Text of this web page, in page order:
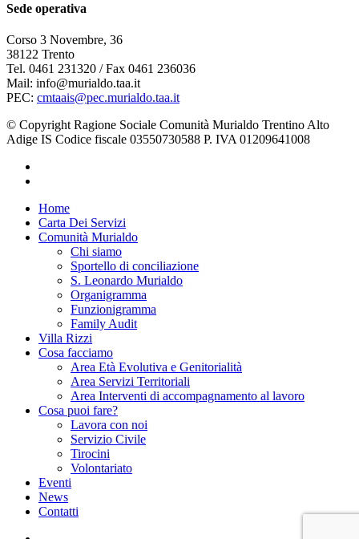
Sede operativa
Corso 3 Novembre, 36
38122 Trento
Tel. 0461 231320 / Fax 0461 236036
Mail: info@murialdo.taa.it
PEC: cmtaais@pec.murialdo.taa.it
© Copyright Ragione Sociale Comunità Murialdo Trentino Alto
Adige IS Codice fiscale 03550730588 P. IVA 01209641008
Close
Menu
Home
Carta Dei Servizi
Comunità Murialdo
Chi siamo
Sportello di conciliazione
S. Leonardo Murialdo
Organigramma
Funzionigramma
Family Audit
Villa Rizzi
Cosa facciamo
Area Età Evolutiva e Genitorialità
Area Servizi Territoriali
Area Interventi di accompagnamento al lavoro
Cosa puoi fare?
Lavora con noi
Servizio Civile
Tirocini
Volontariato
Eventi
News
Contatti